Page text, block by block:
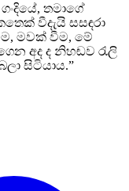
තමාගේ
වීදැයි සසඳරා
මවක් වීම, මේ
අද ද නිහඬව රැලි
සිටියාය.”